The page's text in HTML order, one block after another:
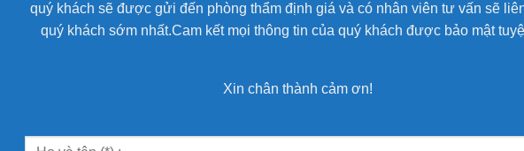
quý khách sẽ được gửi đến phòng thẩm định giá và có nhân viên tư vấn sẽ
quý khách sớm nhất.Cam kết mọi thông tin của quý khách được bảo mật
Xin chân thành cảm ơn!